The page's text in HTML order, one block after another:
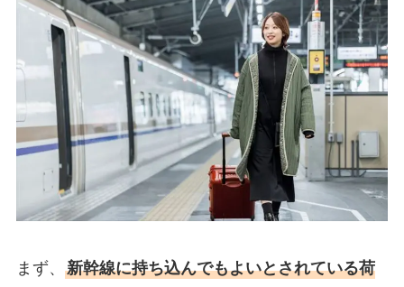
まず、 新幹線に持ち込んでもよいとされている荷